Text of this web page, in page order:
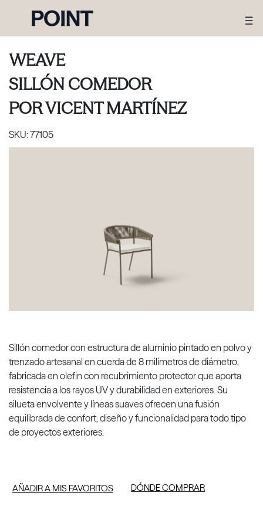
WEAVE
SILLÓN COMEDOR
PORVICENT MARTÍNEZ
SKU:77105
Sillón comedor con estructura de aluminio pintado en polvo y
trenzado artesanal en cuerda de 8 milímetros de diámetro,
fabricada en olefin con recubrimiento protector que aporta
resistencia a los rayos UV y durabilidad en exteriores. Su
silueta envolvente y líneas suaves ofrecen una fusión
equilibrada de confort, diseño y funcionalidad para todo tipo
de proyectos exteriores.
AÑADIR A MIS FAVORITOS DÓNDE COMPRAR